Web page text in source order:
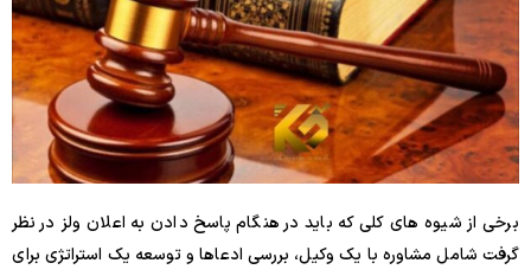
برخی از شیوه های کلی که باید در هنگام پاسخ دادن به اعلان ولز در نظر
گرفت شامل مشاوره با یک وکیل، بررسی ادعاها و توسعه یک استراتژی برای